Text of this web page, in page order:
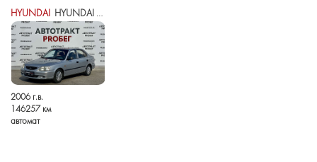
HYUNDAI HYUNDAI ACCENT II
2006 г.в.
146257 км
автомат